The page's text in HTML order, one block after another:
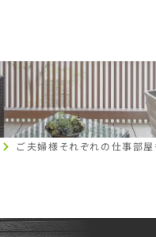
ご夫婦様それぞれの仕事部屋